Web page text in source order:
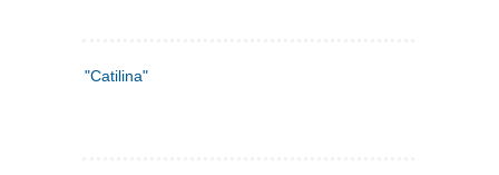
"Catilina"